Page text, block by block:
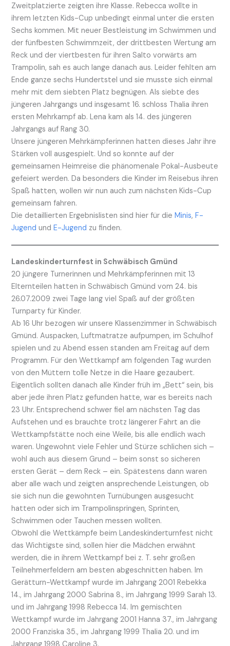
Zweitplatzierte zeigten ihre Klasse. Rebecca wollte in
ihrem letzten Kids-Cup unbedingt einmal unter die ersten
Sechs kommen. Mit neuer Bestleistung im Schwimmen und
der fünfbesten Schwimmzeit, der drittbesten Wertung am
Reck und der viertbesten für ihren Salto vorwärts am
Trampolin, sah es auch lange danach aus. Leider fehlten am
Ende ganze sechs Hundertstel und sie musste sich einmal
mehr mit dem siebten Platz begnügen. Als siebte des
jüngeren Jahrgangs und insgesamt 16. schloss Thalia ihren
ersten Mehrkampf ab. Lena kam als 14. des jüngeren
Jahrgangs auf Rang 30.
Unsere jüngeren Mehrkämpferinnen hatten dieses Jahr ihre
Stärken voll ausgespielt. Und so konnte auf der
gemeinsamen Heimreise die phänomenale Pokal-Ausbeute
gefeiert werden. Da besonders die Kinder im Reisebus ihren
Spaß hatten, wollen wir nun auch zum nächsten Kids-Cup
gemeinsam fahren.
Die detaillierten Ergebnislisten sind hier für dieMinis,F-
Jugend undE-Jugend zu finden.
Landeskinderturnfest in Schwäbisch Gmünd
20 jüngere Turnerinnen und Mehrkämpferinnen mit 13
Elternteilen hatten in Schwäbisch Gmünd vom 24. bis
26.07.2009 zwei Tage lang viel Spaß auf der größten
Turnparty für Kinder.
Ab 16 Uhr bezogen wir unsere Klassenzimmer in Schwäbisch
Gmünd. Auspacken, Luftmatratze aufpumpen, im Schulhof
spielen und zu Abend essen standen am Freitag auf dem
Programm. Für den Wettkampf am folgenden Tag wurden
von den Müttern tolle Netze in die Haare gezaubert.
Eigentlich sollten danach alle Kinder früh im „Bett“ sein, bis
aber jede ihren Platz gefunden hatte, war es bereits nach
23 Uhr. Entsprechend schwer fiel am nächsten Tag das
Aufstehen und es brauchte trotz längerer Fahrt an die
Wettkampfstätte noch eine Weile, bis alle endlich wach
waren. Ungewohnt viele Fehler und Stürze schlichen sich –
wohl auch aus diesem Grund – beim sonst so sicheren
ersten Gerät – dem Reck – ein. Spätestens dann waren
aber alle wach und zeigten ansprechende Leistungen, ob
sie sich nun die gewohnten Turnübungen ausgesucht
hatten oder sich im Trampolinspringen, Sprinten,
Schwimmen oder Tauchen messen wollten.
Obwohl die Wettkämpfe beim Landeskinderturnfest nicht
das Wichtigste sind, sollen hier die Mädchen erwähnt
werden, die in ihrem Wettkampf bei z. T. sehr großen
Teilnehmerfeldern am besten abgeschnitten haben. Im
Gerätturn-Wettkampf wurde im Jahrgang 2001 Rebekka
14., im Jahrgang 2000 Sabrina 8., im Jahrgang 1999 Sarah 13.
und im Jahrgang 1998 Rebecca 14. Im gemischten
Wettkampf wurde im Jahrgang 2001 Hanna 37., im Jahrgang
2000 Franziska 35., im Jahrgang 1999 Thalia 20. und im
Jahrgang 1998 Caroline 3.